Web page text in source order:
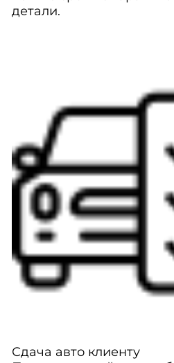
детали.
Сдача авто клиенту